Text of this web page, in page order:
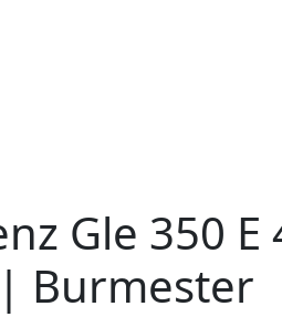
Gle 350 E
Burmester